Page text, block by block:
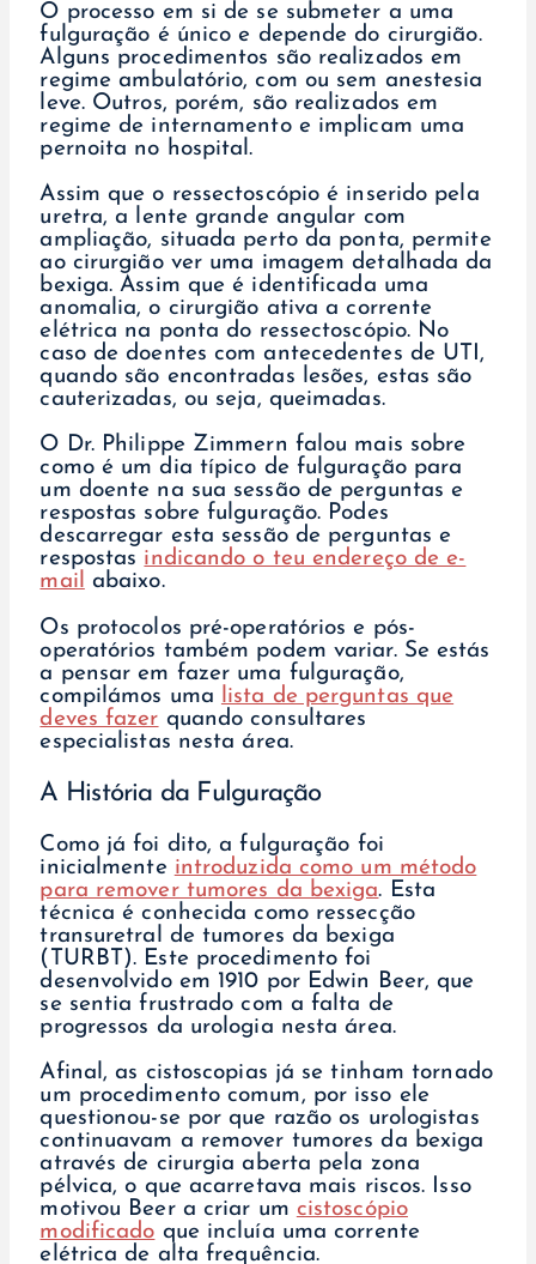
O processo em si de se submeter a uma
fulguração é único e depende do cirurgião.
Alguns procedimentos são realizados em
regime ambulatório, com ou sem anestesia
leve. Outros, porém, são realizados em
regime de internamento e implicam uma
pernoita no hospital.
Assim que o ressectoscópio é inserido pela
uretra, a lente grande angular com
ampliação, situada perto da ponta, permite
ao cirurgião ver uma imagem detalhada da
bexiga. Assim que é identificada uma
anomalia, o cirurgião ativa a corrente
elétrica na ponta do ressectoscópio. No
caso de doentes com antecedentes de UTI,
quando são encontradas lesões, estas são
cauterizadas, ou seja, queimadas.
O Dr. Philippe Zimmern falou mais sobre
como é um dia típico de fulguração para
um doente na sua sessão de perguntas e
respostas sobre fulguração. Podes
descarregar esta sessão de perguntas e
respostas indicando o teu endereço de e-
mail abaixo.
Os protocolos pré-operatórios e pós-
operatórios também podem variar. Se estás
a pensar em fazer uma fulguração,
compilámos uma
lista de perguntas que
deves fazer quando consultares
especialistas nesta área.
A História da Fulguração
Como já foi dito, a fulguração foi
inicialmente introduzida como um método
para remover tumores da bexiga. Esta
técnica é conhecida como ressecção
transuretral de tumores da bexiga
(TURBT). Este procedimento foi
desenvolvido em 1910 por Edwin Beer, que
se sentia frustrado com a falta de
progressos da urologia nesta área.
Afinal, as cistoscopias já se tinham tornado
um procedimento comum, por isso ele
questionou-se por que razão os urologistas
continuavam a remover tumores da bexiga
através de cirurgia aberta pela zona
pélvica, o que acarretava mais riscos. Isso
motivou Beer a criar um cistoscópio
modificado que incluía uma corrente
elétrica de alta frequência.